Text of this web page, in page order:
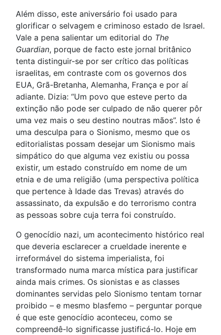
Além disso, este aniversário foi usado para
glorificar o selvagem e criminoso estado de Israel.
Vale a pena salientar um editorial do The
Guardian, porque de facto este jornal britânico
tenta distinguir-se por ser crítico das políticas
israelitas, em contraste com os governos dos
EUA, Grã-Bretanha, Alemanha, França e por aí
adiante. Dizia: “Um povo que esteve perto da
extinção não pode ser culpado de não querer pôr
uma vez mais o seu destino noutras mãos”. Isto é
uma desculpa para o Sionismo, mesmo que os
editorialistas possam desejar um Sionismo mais
simpático do que alguma vez existiu ou possa
existir, um estado construído em nome de um
etnia e de uma religião (uma perspectiva política
que pertence à Idade das Trevas) através do
assassinato, da expulsão e do terrorismo contra
as pessoas sobre cuja terra foi construído.
O genocídio nazi, um acontecimento histórico real
que deveria esclarecer a crueldade inerente e
irreformável do sistema imperialista, foi
transformado numa marca mística para justificar
ainda mais crimes. Os sionistas e as classes
dominantes servidas pelo Sionismo tentam tornar
proibido – e mesmo blasfemo – perguntar porque
é que este genocídio aconteceu, como se
compreendê-lo significasse justificá-lo. Hoje em